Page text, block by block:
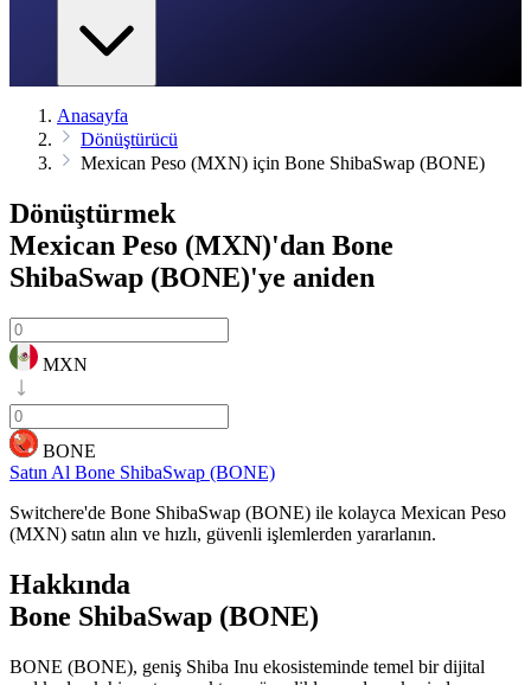
Anasayfa
Dönüştürücü
Mexican Peso (MXN) için Bone ShibaSwap (BONE)
Dönüştürmek
Mexican Peso (MXN)'dan Bone
ShibaSwap (BONE)'ye aniden
MXN
BONE
Satın Al Bone ShibaSwap (BONE)
Switchere'de Bone ShibaSwap (BONE) ile kolayca Mexican Peso
(MXN) satın alın ve hızlı, güvenli işlemlerden yararlanın.
Hakkında
Bone ShibaSwap (BONE)
BONE (BONE), geniş Shiba Inu ekosisteminde temel bir dijital